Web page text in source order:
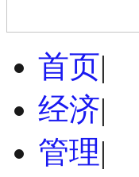
首页|
经济|
管理|